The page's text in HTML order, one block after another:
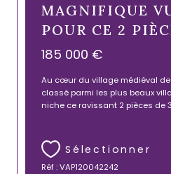
MAGNIFIQUE
POUR CE 2
185 000 €
Au cœur du village médiéval
classé parmi les plus beaux
niche ce ravissant 2 pièces de
Sélectionner
Réf : VAP120042242